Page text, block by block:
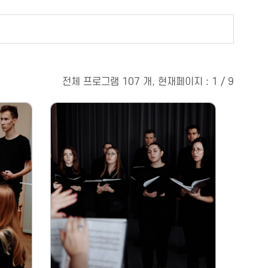
전체 프로그램 107 개, 현재페이지 : 1 / 9